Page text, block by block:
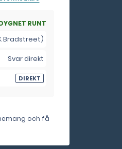
RUNT
Bradstreet)
Svar direkt
DIREKT
och få